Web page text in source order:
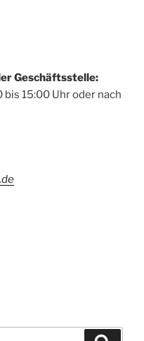
Geschäftsstelle:
15:00 Uhr oder nach